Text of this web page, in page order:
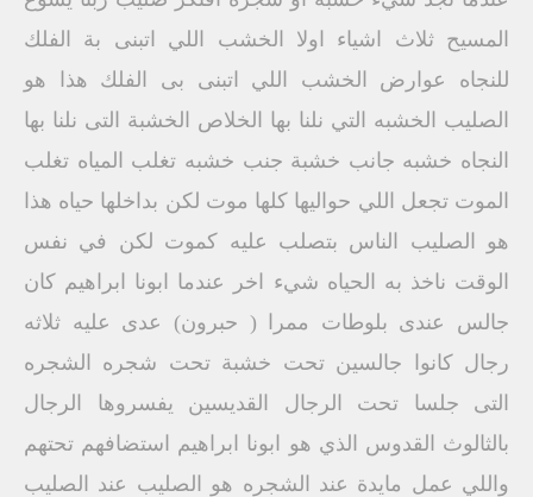
المسيح ثلاث اشياء اولا الخشب اللي اتبنى بة الفلك
للنجاه عوارض الخشب اللي اتبنى بى الفلك هذا هو
الصليب الخشبه التي نلنا بها الخلاص الخشبة التى نلنا بها
النجاه خشبه جانب خشبة جنب خشبه تغلب المياه تغلب
الموت تجعل اللي حواليها كلها موت لكن بداخلها حياه هذا
هو الصليب الناس بتصلب عليه كموت لكن في نفس
الوقت ناخذ به الحياه شيء اخر عندما ابونا ابراهيم كان
جالس عندى بلوطات ممرا ( حبرون) عدى عليه ثلاثه
رجال كانوا جالسين تحت خشبة تحت شجره الشجره
التى جلسا تحت الرجال القديسين يفسروها الرجال
بالثالوث القدوس الذي هو ابونا ابراهيم استضافهم تحتهم
واللي عمل مايدة عند الشجره هو الصليب عند الصليب